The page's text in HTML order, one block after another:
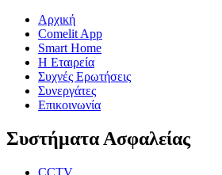
Αρχική
Comelit App
Smart Home
Η Εταιρεία
Συχνές Ερωτήσεις
Συνεργάτες
Επικοινωνία
Συστήματα Ασφαλείας
CCTV